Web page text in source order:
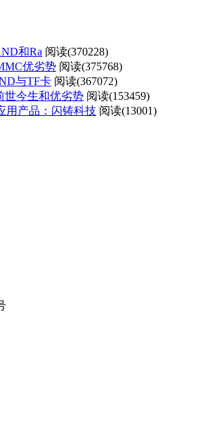
和Ra 阅读(370228)
优劣势 阅读(375768)
与TF卡 阅读(367072)
世今生和优劣势 阅读(153459)
用产品：闪铸科技 阅读(13001)